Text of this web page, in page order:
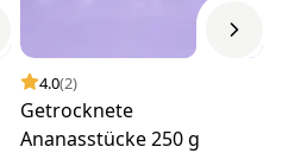
4.0(2)
Getrocknete
Ananasstücke 250 g